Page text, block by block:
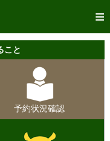
こと
予約状況確認